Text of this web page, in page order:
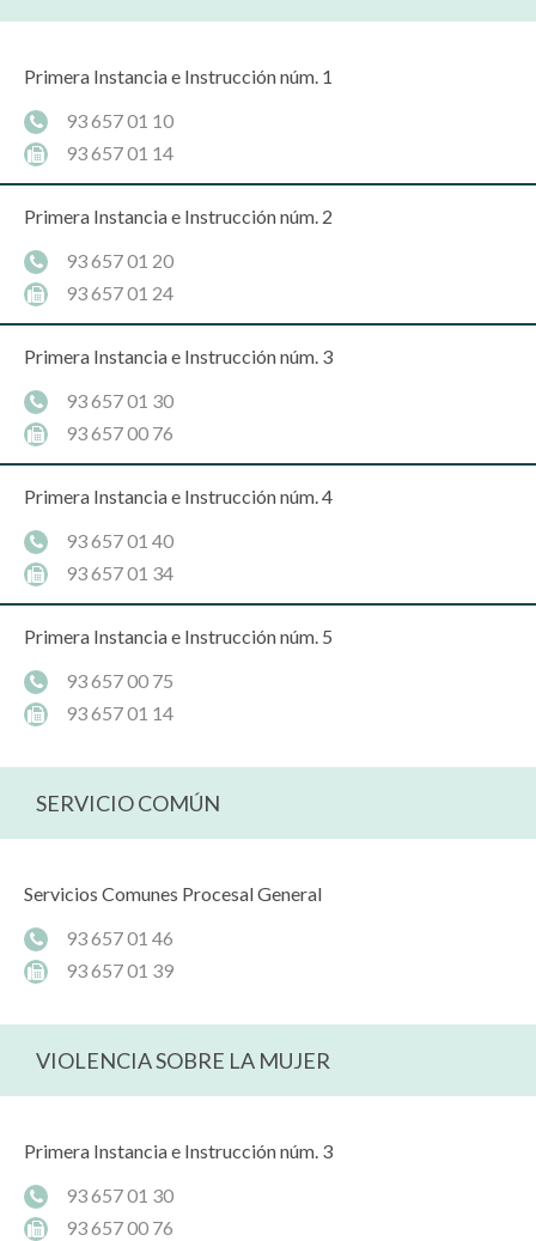
Primera Instancia e Instrucción núm. 1
93 657 01 10
93 657 01 14
Primera Instancia e Instrucción núm. 2
93 657 01 20
93 657 01 24
Primera Instancia e Instrucción núm. 3
93 657 01 30
93 657 00 76
Primera Instancia e Instrucción núm. 4
93 657 01 40
93 657 01 34
Primera Instancia e Instrucción núm. 5
93 657 00 75
93 657 01 14
SERVICIO COMÚN
Servicios Comunes Procesal General
93 657 01 46
93 657 01 39
VIOLENCIA SOBRE LA MUJER
Primera Instancia e Instrucción núm. 3
93 657 01 30
93 657 00 76